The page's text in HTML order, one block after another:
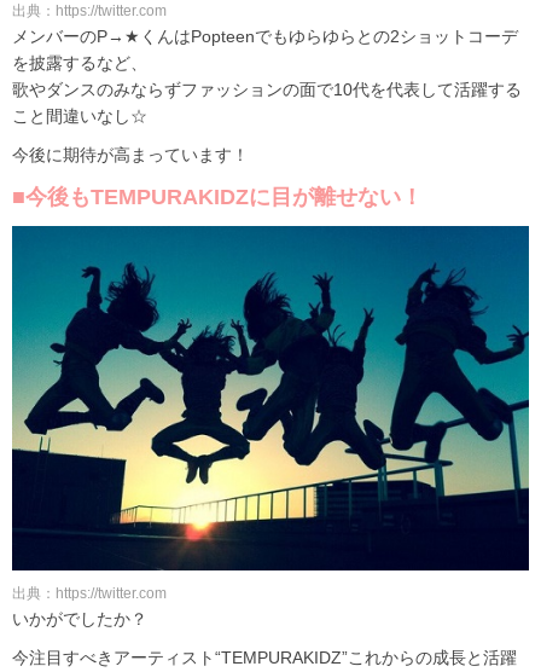
出典：https://twitter.com
メンバーのP→★くんはPopteenでもゆらゆらとの2ショットコーデ
を披露するなど、
歌やダンスのみならずファッションの面で10代を代表して活躍する
こと間違いなし☆
今後に期待が高まっています！
■今後もTEMPURAKIDZに目が離せない！
出典：https://twitter.com
いかがでしたか？
今注目すべきアーティスト“TEMPURAKIDZ”これからの成長と活躍